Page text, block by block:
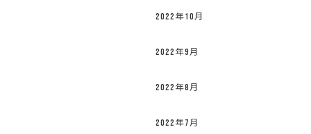
2022年10月
2022年9月
2022年8月
2022年7月